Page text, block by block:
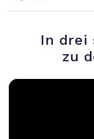
In drei
zu